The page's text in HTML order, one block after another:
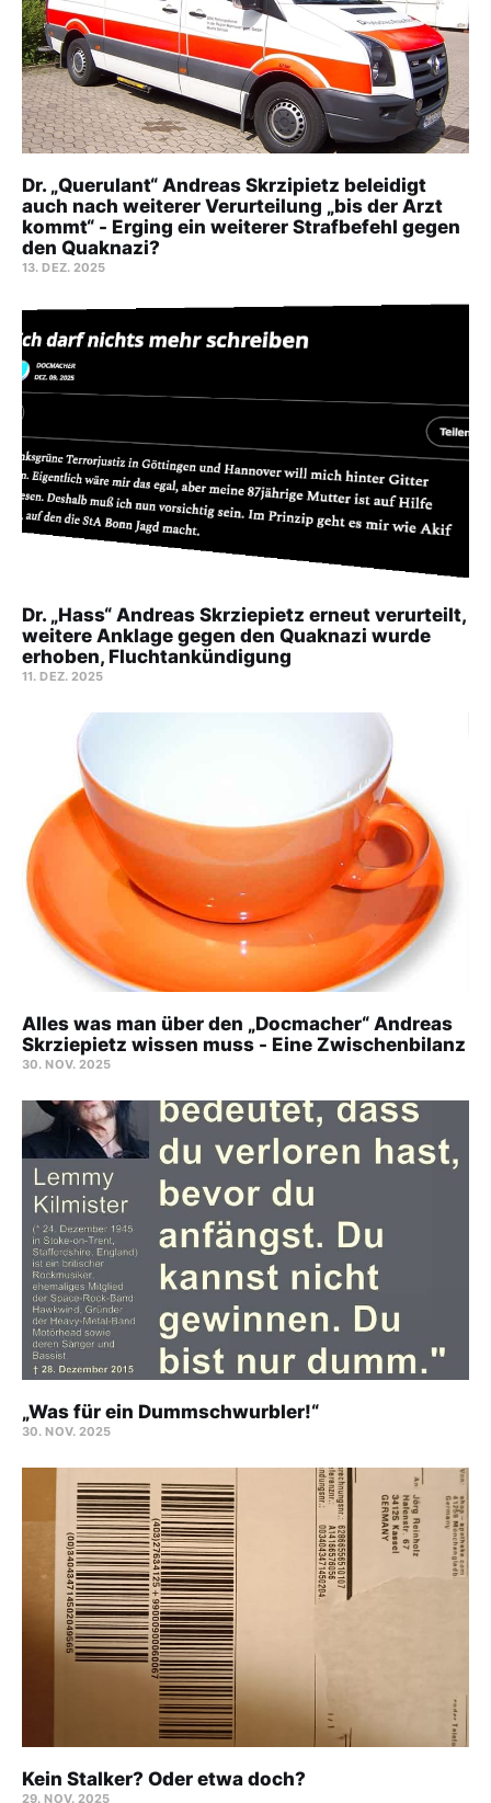
Dr. „Querulant“ Andreas Skrzipietz beleidigt
auch nach weiterer Verurteilung „bis der Arzt
kommt“ - Erging ein weiterer Strafbefehl gegen
den Quaknazi?
13. DEZ. 2025
Dr. „Hass“ Andreas Skrziepietz erneut verurteilt,
weitere Anklage gegen den Quaknazi wurde
erhoben, Fluchtankündigung
11. DEZ. 2025
Alles was man über den „Docmacher“ Andreas
Skrziepietz wissen muss - Eine Zwischenbilanz
30. NOV. 2025
„Was für ein Dummschwurbler!“
30. NOV. 2025
Kein Stalker? Oder etwa doch?
29. NOV. 2025